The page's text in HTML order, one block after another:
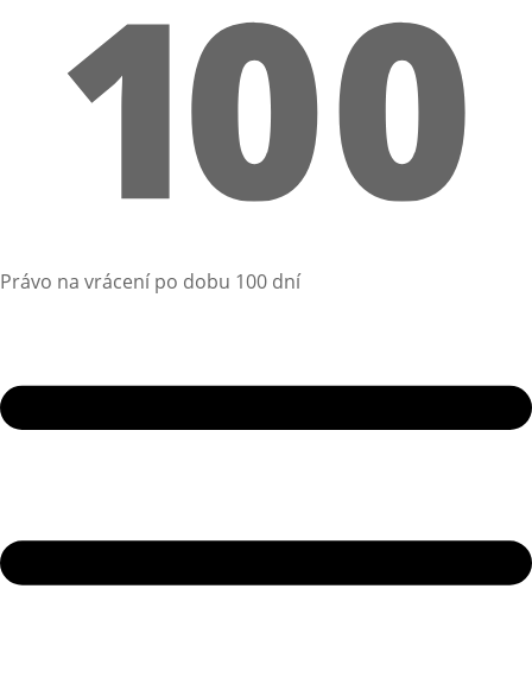
Právo na vrácení po dobu 100 dní